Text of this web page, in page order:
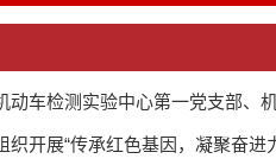
动车检测实验中心第一党支部、
织开展“传承红色基因，凝聚奋进